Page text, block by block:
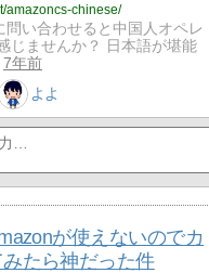
amazoncs-chinese/
問い合わせると中国人オペレ
じませんか？ 日本語が堪能
7年前
よよ
が使えないのでカ
たら神だった件